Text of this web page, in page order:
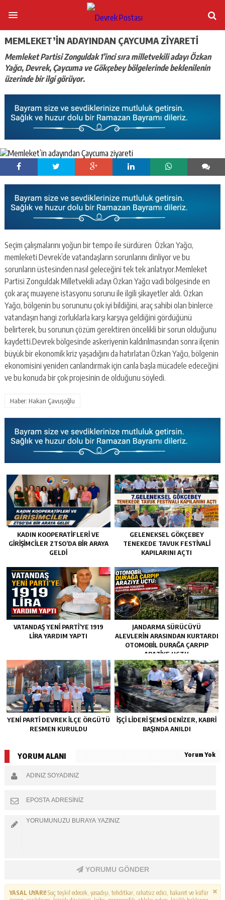
MEMLEKET’IN ADAYINDAN ÇAYCUMA ZIYARETI
Memleket Partisi Zonguldak 1’inci sıra milletvekili adayı Özkan
Yağcı, Devrek, Çaycuma ve Gökçebey bölgelerinde beklenilenin
üzerinde bir ilgi görüyor.
Seçim çalışmalarını yoğun bir tempo ile sürdüren Özkan Yağcı,
memleketi Devrek’de vatandaşların sorunlarını dinliyor ve bu
sorunların üstesinden nasıl geleceğini tek tek anlatıyor.Memleket
Partisi Zonguldak Milletvekili adayı Özkan Yağcı vadi bölgesinde en
çok araç muayene istasyonu sorunu ile ilgili şikayetler aldı. Özkan
Yağcı, bölgenin bu sorununu çok iyi bildiğini, araç sahibi olan binlerce
vatandaşın hangi zorluklarla karşı karşıya geldiğini gördüğünü
belirterek, bu sorunun çözüm gerektiren öncelikli bir sorun olduğunu
kaydetti.Devrek bölgesinde askeriyenin kaldırılmasından sonra ilçenin
büyük bir ekonomik kriz yaşadığını da hatırlatan Özkan Yağcı, bölgenin
ekonomisini yeniden canlandırmak için canla başla mücadele edeceğini
ve bu konuda bir çok projesinin de olduğunu söyledi.
Haber: Hakan Çavuşoğlu
KADIN KOOPERATİFLERİ VE
GİRİŞİMCİLER ZTSO’DA BİR ARAYA
GELDİ
GELENEKSEL GÖKÇEBEY
TENEKEDE TAVUK FESTIVALI
KAPILARINI AÇTI
VATANDAŞ YENİ PARTİ’YE 1919
LİRA YARDIM YAPTI
JANDARMA SÜRÜCÜYÜ
ALEVLERIN ARASINDAN KURTARDI
OTOMOBIL DURAĞA ÇARPIP
ARAZIYE UÇTU
YENİ PARTİ DEVREK İLÇE ÖRGÜTÜ
RESMEN KURULDU
İŞÇİ LİDERİ ŞEMSİ DENİZER, KABRİ
BAŞINDA ANILDI
YORUM ALANI Yorum Yok
YORUMU GÖNDER
YASAL UYARI!Suç teşkil edecek, yasadışı, tehditkar, rahatsız edici, hakaret ve küfür